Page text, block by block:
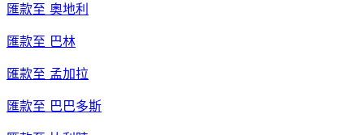
匯款至 奧地利
匯款至 巴林
匯款至 孟加拉
匯款至 巴巴多斯